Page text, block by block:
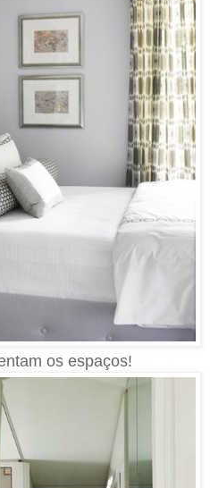
os espaços!